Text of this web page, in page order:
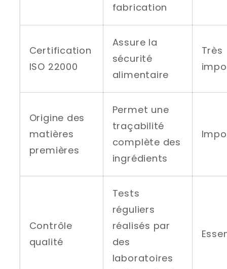
fabrication
Certification
ISO 22000
Assure la
sécurité
alimentaire
Très
Origine des
matières
premières
Permet une
traçabilité
complète des
ingrédients
Contrôle
qualité
Tests
réguliers
réalisés par
des
laboratoires